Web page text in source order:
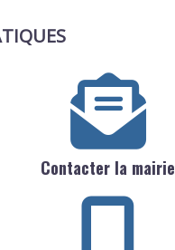
Contacter la mairie